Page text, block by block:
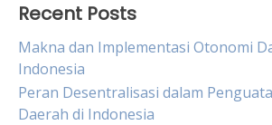
Recent Posts
Makna dan Implementasi Otonomi
Indonesia
Peran Desentralisasi dalam
Daerah di Indonesia